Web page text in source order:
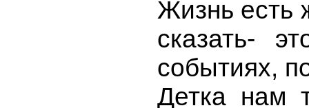
Жизнь есть
сказать-
событиях,
Детка нам